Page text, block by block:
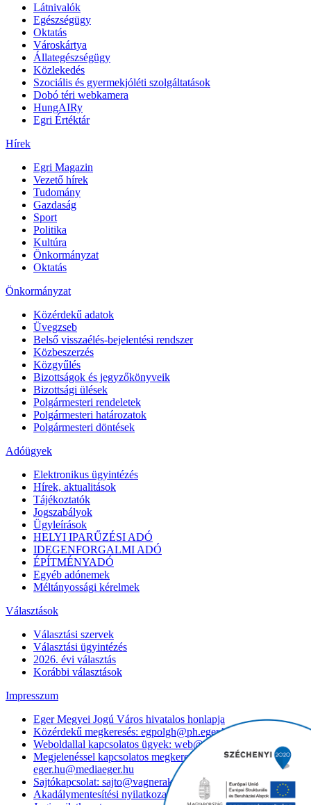
Látnivalók
Egészségügy
Oktatás
Városkártya
Állategészségügy
Közlekedés
Szociális és gyermekjóléti szolgáltatások
Dobó téri webkamera
HungAIRy
Egri Értéktár
Hírek
Egri Magazin
Vezető hírek
Tudomány
Gazdaság
Sport
Politika
Kultúra
Önkormányzat
Oktatás
Önkormányzat
Közérdekű adatok
Üvegzseb
Belső visszaélés-bejelentési rendszer
Közbeszerzés
Közgyűlés
Bizottságok és jegyzőkönyveik
Bizottsági ülések
Polgármesteri rendeletek
Polgármesteri határozatok
Polgármesteri döntések
Adóügyek
Elektronikus ügyintézés
Hírek, aktualitások
Tájékoztatók
Jogszabályok
Ügyleírások
HELYI IPARŰZÉSI ADÓ
IDEGENFORGALMI ADÓ
ÉPÍTMÉNYADÓ
Egyéb adónemek
Méltányossági kérelmek
Választások
Választási szervek
Választási ügyintézés
2026. évi választás
Korábbi választások
Impresszum
Eger Megyei Jogú Város hivatalos honlapja
Közérdekű megkeresés: egpolgh@ph.eger.hu
Weboldallal kapcsolatos ügyek: web@ph.eger.hu
Megjelenéssel kapcsolatos megkeresés:
eger.hu@mediaeger.hu
Sajtókapcsolat: sajto@vagnerakos.hu
Akadálymentesítési nyilatkozat